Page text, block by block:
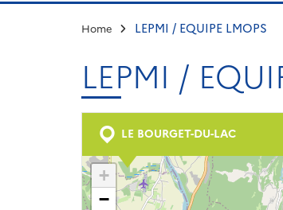
Home LEPMI / EQUIPE LMOPS
LEPMI /
LE BOURGET-DU-LAC
+
−